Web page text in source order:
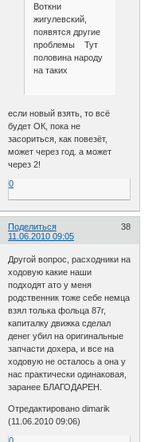
Воткни
жигулевский,
появятся другие
проблемы Тут
половина народу
на таких
если новый взять, то всё
будет ОК, пока не
засориться, как повезёт,
может через год. а может
через 2!
0
Поделиться
38
11.06.2010 09:05
Другой вопрос, расходники на
ходовую какие наши
подходят ато у меня
родственник тоже себе немца
взял толька фольца 87г,
капиталку движка сделал
денег убил на оригинальные
запчасти дохера, и все на
ходовую не осталось а она у
нас практически одинаковая,
заранее БЛАГОДАРЕН.
Отредактировано dimarik
(11.06.2010 09:06)